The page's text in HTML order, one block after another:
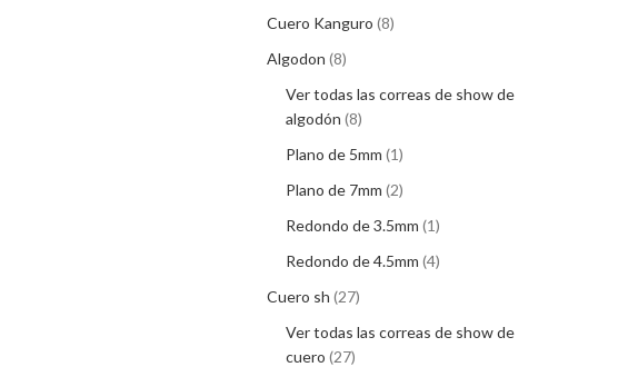
Cuero Kanguro 8
Algodon 8
Ver todas las correas de show de
algodón 8
Plano de 5mm 1
Plano de 7mm 2
Redondo de 3.5mm 1
Redondo de 4.5mm 4
Cuero sh 27
Ver todas las correas de show de
cuero 27